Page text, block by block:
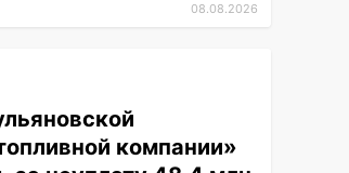
08.08.2026
компании»